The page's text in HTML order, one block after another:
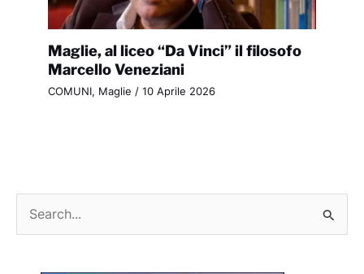
Maglie, al liceo “Da Vinci” il filosofo
Marcello Veneziani
COMUNI, Maglie / 10 Aprile 2026